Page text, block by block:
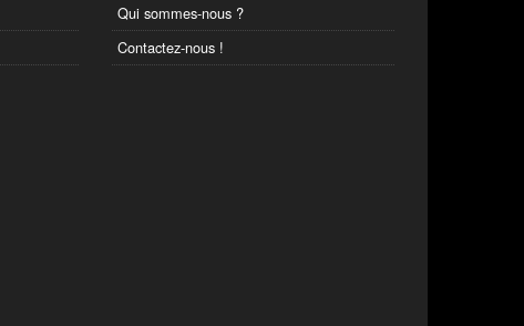
Qui sommes-nous ?
Contactez-nous !